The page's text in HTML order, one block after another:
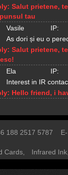
Salut prietene,
tau
Vasile
IP:
As dori și eu o
Salut prietene,
Ela
IP:
Interest in IR
Hello friend, i
188 2517 5787
Cards Infrared Ink